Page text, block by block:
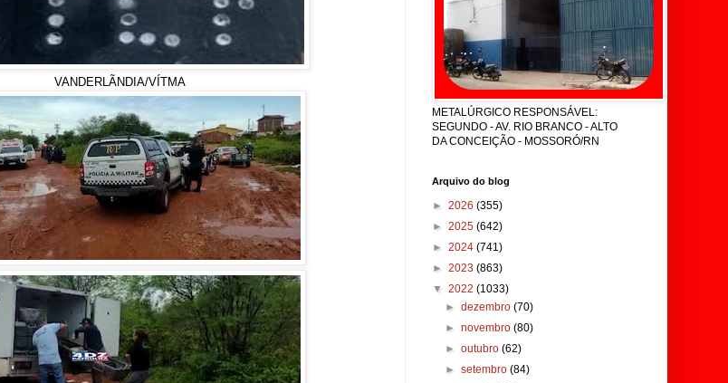
VANDERLÃNDIA/VÍTMA
METALÚRGICO RESPONSÁVEL:
SEGUNDO - AV. RIO BRANCO - ALTO
DA CONCEIÇÃO - MOSSORÓ/RN
Arquivo do blog
► 2026 (355)
► 2025 (642)
► 2024 (741)
► 2023 (863)
▼ 2022 (1033)
►dezembro(70)
►novembro(80)
►outubro(62)
►setembro(84)